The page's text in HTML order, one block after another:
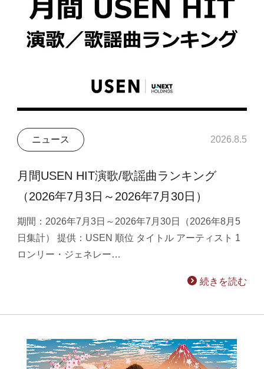
ニュース 2026.8.5
月間USEN HIT演歌/歌謡曲ランキング
（2026年7月3日～2026年7月30日）
期間：2026年7月3日～2026年7月30日（2026年8月5
日集計） 提供：USEN 順位 タイトル アーティスト 1
ロンリー・ジェネレー…
続きを読む